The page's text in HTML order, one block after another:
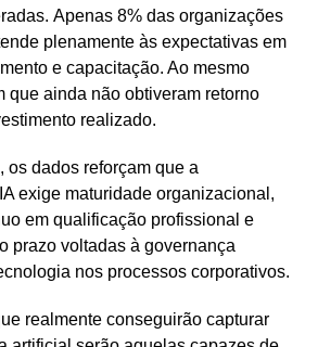
Apenas 8% das organizações
plenamente às expectativas em
e capacitação. Ao mesmo
que ainda não obtiveram retorno
realizado.
os dados reforçam que a
exige maturidade organizacional,
em qualificação profissional e
prazo voltadas à governança
nos processos corporativos.
realmente conseguirão capturar